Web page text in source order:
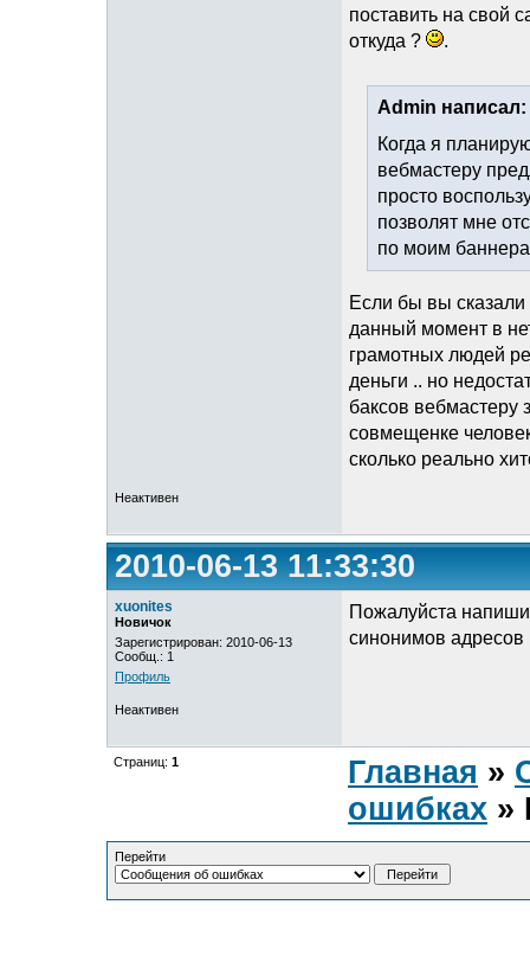
поставить на свой
откуда ?
.
Admin написал:
Когда я
вебмастеру
просто
позволят мне
по моим
Если бы вы сказали
данный момент в
грамотных людей
деньги .. но
баксов вебмастеру
совмещенке
сколько реально
Неактивен
2010-06-13 11:33:30
xuonites
Новичок
Зарегистрирован: 2010-06-13
Сообщ.: 1
Профиль
Пожалуйста
синонимов
Неактивен
Страниц: 1 Главная »
ошибках »
Перейти